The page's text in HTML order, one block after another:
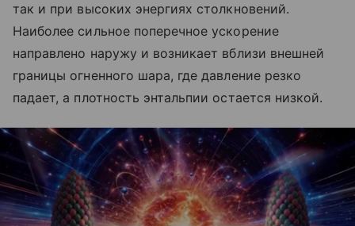
так и при высоких энергиях столкновений.
Наиболее сильное поперечное ускорение
направлено наружу и возникает вблизи внешней
границы огненного шара, где давление резко
падает, а плотность энтальпии остается низкой.